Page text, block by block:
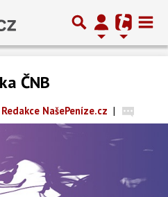
ČNB
Redakce NašePeníze.cz |